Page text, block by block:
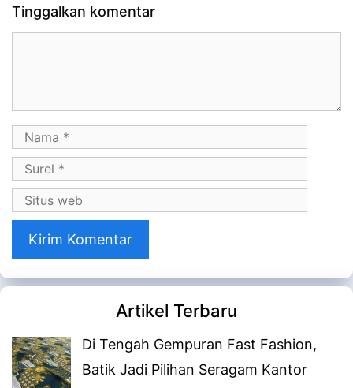
Tinggalkan komentar
Nama
Surel
Situs
web
Artikel Terbaru
Di Tengah Gempuran Fast Fashion,
Batik Jadi Pilihan Seragam Kantor